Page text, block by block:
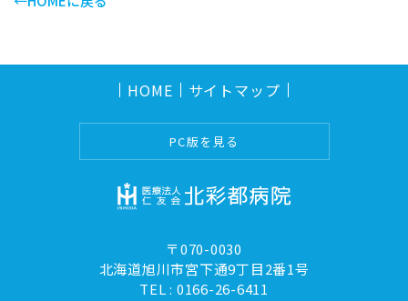
HOME サイトマップ
PC版を見る
〒070-0030
北海道旭川市宮下通9丁目2番1号
TEL : 0166-26-6411